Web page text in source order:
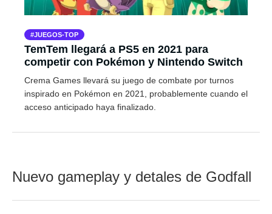
JUEGOS-TOP
TemTem llegará a PS5 en 2021 para
competir con Pokémon y Nintendo Switch
Crema Games llevará su juego de combate por turnos
inspirado en Pokémon en 2021, probablemente cuando el
acceso anticipado haya finalizado.
Nuevo gameplay y detales de Godfall